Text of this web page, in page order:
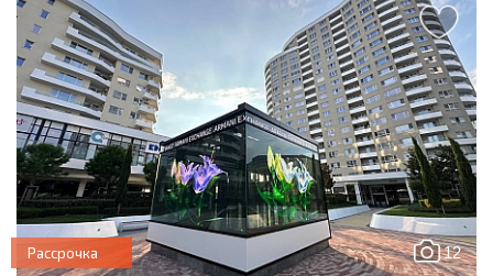
12
Рассрочка